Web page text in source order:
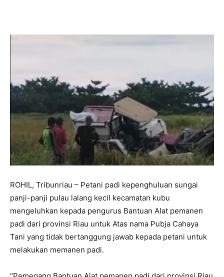
ROHIL, Tribunriau – Petani padi kepenghuluan sungai
panji-panji pulau lalang kecil kecamatan kubu
mengeluhkan kepada pengurus Bantuan Alat pemanen
padi dari provinsi Riau untuk Atas nama Pubja Cahaya
Tani yang tidak bertanggung jawab kepada petani untuk
melakukan memanen padi.